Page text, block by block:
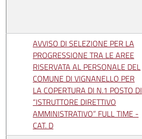
AVVISO DI SELEZIONE PER LA
PROGRESSIONE TRA LE AREE
RISERVATA AL PERSONALE DEL
COMUNE DI VIGNANELLO PER
LA COPERTURA DI N.1 POSTO DI
“ISTRUTTORE DIRETTIVO
AMMINISTRATIVO” FULL TIME -
CAT. D